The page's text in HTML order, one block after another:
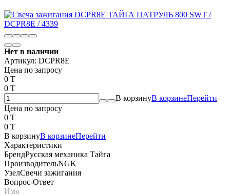
Нет в наличии
Артикул: DCPR8E
Цена по запросу
0 T
0 T
В корзинуВ корзинеПерейти
Цена по запросу
0 T
0 T
В корзинуВ корзинеПерейти
Характеристики
БрендРусская механика Тайга
ПроизводительNGK
УзелСвечи зажигания
Вопрос-Ответ
Имя